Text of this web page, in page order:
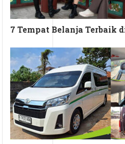
7 Tempat Belanja Terbaik